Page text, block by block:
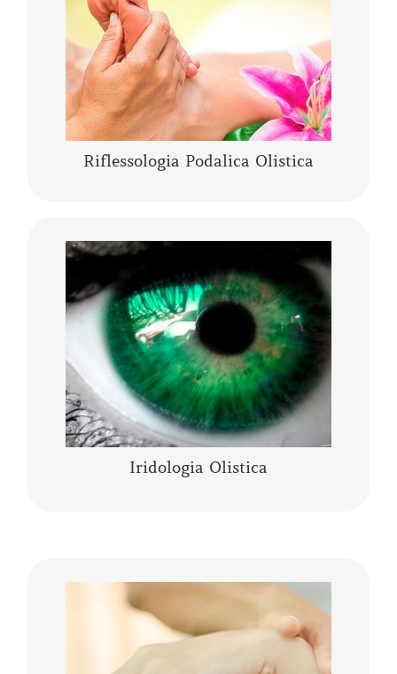
Riflessologia Podalica Olistica
umano, rappresentano l’individuo nella sua
……
CONTINUA A LEGGERE
Iridologia Olistica
L’Iridologia Olistica è “l’arte” che osserva i
segni, le anomalie, i fenomeni, i colori e le
architetture dell’occhio, per comprendere lo
stato fisico…..
CONTINUA A LEGGERE
La Kinesiologia Specializzata è un metodo
olistico che prende in considerazione la
persona nella sua totalità corpo, mente,
emozioni. Integra le conoscenze moderne……